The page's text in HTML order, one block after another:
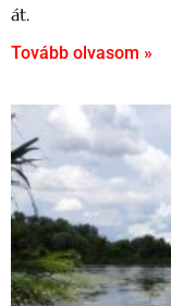
át.
Tovább olvasom »